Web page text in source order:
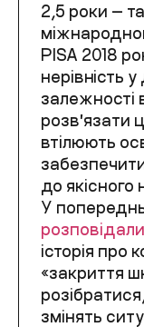
2,5 роки —
PISA 2018
нерівність
залежності
розвʼязати
втілюють
до якісного
У
розповідали
історія про
«закриття
змінять